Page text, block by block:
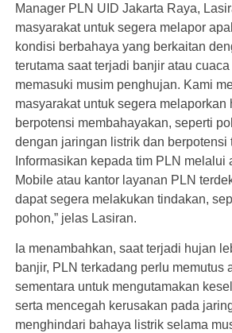
Manager PLN UID Jakarta Raya,
masyarakat untuk segera melapor
kondisi berbahaya yang berkaitan
terutama saat terjadi banjir atau cuaca
memasuki musim penghujan. Kami
masyarakat untuk segera melaporkan
berpotensi membahayakan, seperti
dengan jaringan listrik dan berpotensi
Informasikan kepada tim PLN melalui
Mobile atau kantor layanan PLN
dapat segera melakukan tindakan,
pohon,” jelas Lasiran.
Ia menambahkan, saat terjadi hujan
banjir, PLN terkadang perlu memutus
sementara untuk mengutamakan
serta mencegah kerusakan pada
menghindari bahaya listrik selama